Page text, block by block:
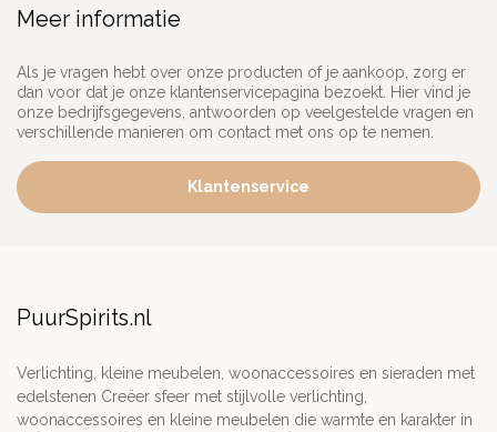
Meer informatie
Als je vragen hebt over onze producten of je aankoop, zorg er
dan voor dat je onze klantenservicepagina bezoekt. Hier vind je
onze bedrijfsgegevens, antwoorden op veelgestelde vragen en
verschillende manieren om contact met ons op te nemen.
Klantenservice
PuurSpirits.nl
Verlichting, kleine meubelen, woonaccessoires en sieraden met
edelstenen Creëer sfeer met stijlvolle verlichting,
woonaccessoires en kleine meubelen die warmte en karakter in